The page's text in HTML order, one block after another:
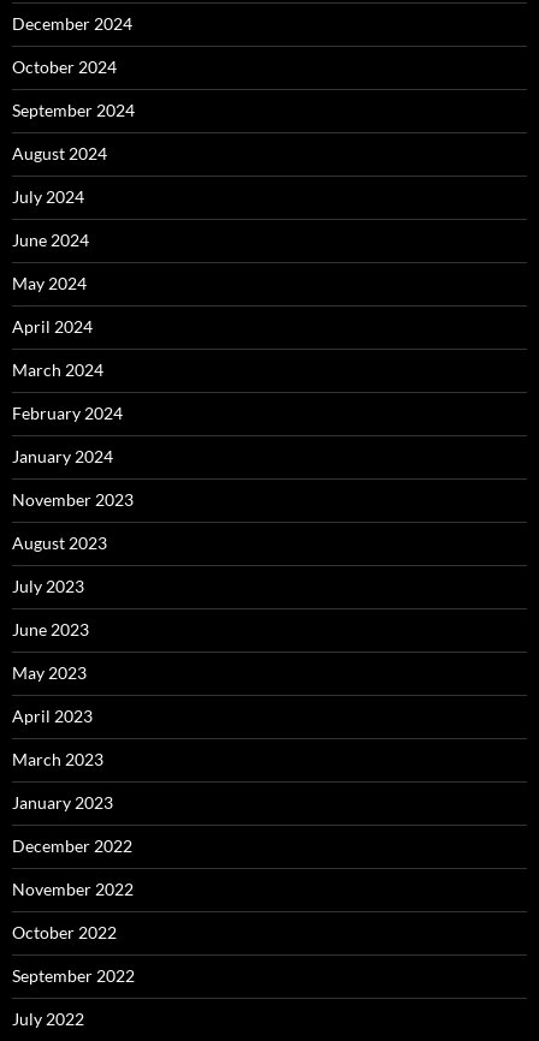
December 2024
October 2024
September 2024
August 2024
July 2024
June 2024
May 2024
April 2024
March 2024
February 2024
January 2024
November 2023
August 2023
July 2023
June 2023
May 2023
April 2023
March 2023
January 2023
December 2022
November 2022
October 2022
September 2022
July 2022